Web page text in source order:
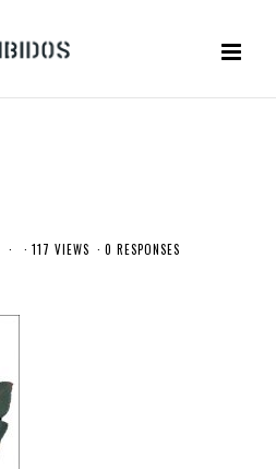
117 VIEWS 0 RESPONSES